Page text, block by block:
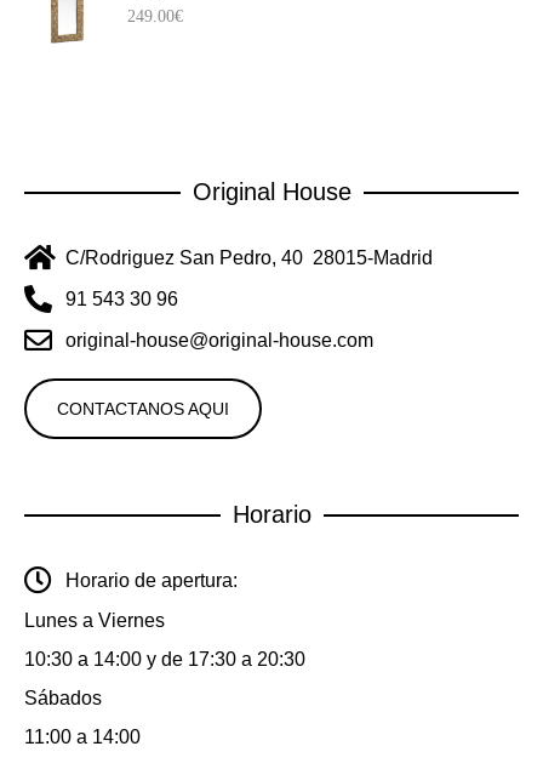
249.00€
Original House
C/Rodriguez San Pedro, 40 28015-Madrid
91 543 30 96
original-house@original-house.com
CONTACTANOS AQUI
Horario
Horario de apertura:
Lunes a Viernes
10:30 a 14:00 y de 17:30 a 20:30
Sábados
11:00 a 14:00